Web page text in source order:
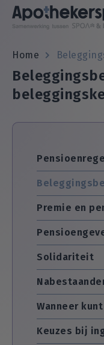
Home
Premie en
Solidariteit
Wanneer
Keuzes bij